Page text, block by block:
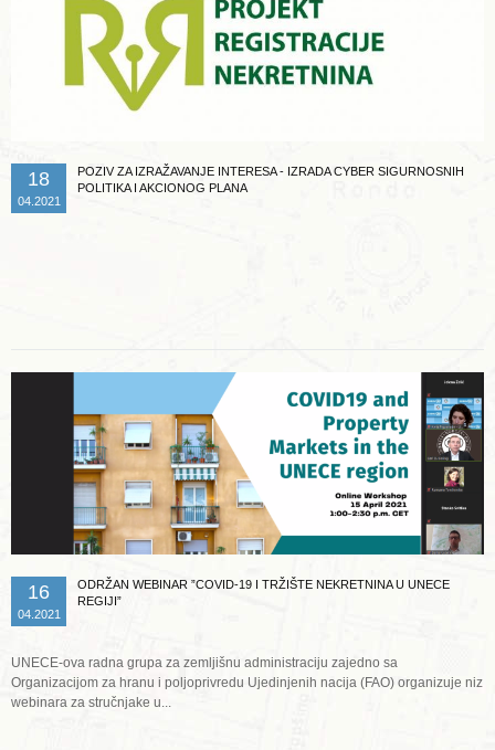
18
04.2021
POZIV ZA IZRAŽAVANJE INTERESA - IZRADA CYBER SIGURNOSNIH
POLITIKA I AKCIONOG PLANA
16
04.2021
ODRŽAN WEBINAR ”COVID-19 I TRŽIŠTE NEKRETNINA U UNECE
REGIJI”
UNECE-ova radna grupa za zemljišnu administraciju zajedno sa
Organizacijom za hranu i poljoprivredu Ujedinjenih nacija (FAO) organizuje niz
webinara za stručnjake u...